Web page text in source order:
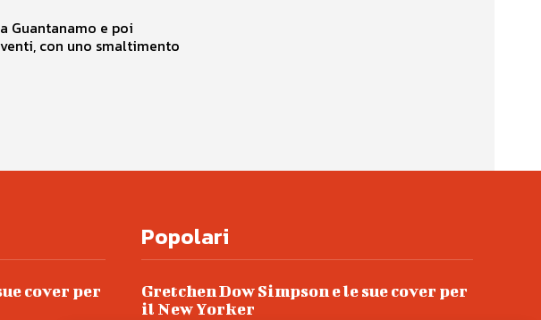
Guantanamo e poi
con uno smaltimento
cover per
Popolari
Gretchen Dow Simpson e le sue cover per
il New Yorker